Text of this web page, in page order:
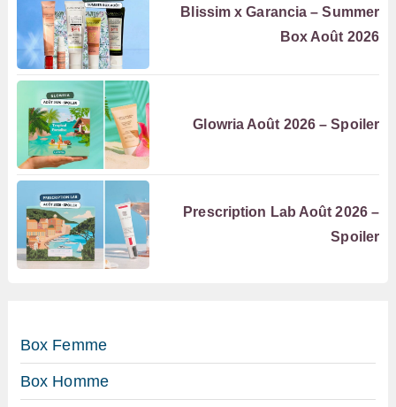
Blissim x Garancia – Summer
Box Août 2026
Glowria Août 2026 – Spoiler
Prescription Lab Août 2026 –
Spoiler
Box Femme
Box Homme